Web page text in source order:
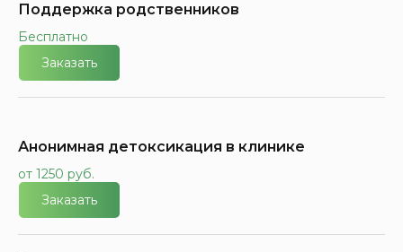
Поддержка родственников
Бесплатно
Заказать
Анонимная детоксикация в клинике
от 1250 руб.
Заказать